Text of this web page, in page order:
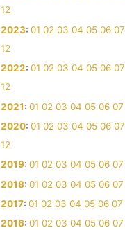
12
2023: 01 02 03 04 05 06 07
12
2022: 01 02 03 04 05 06 07
12
2021: 01 02 03 04 05 06 07
2020: 01 02 03 04 05 06 07
12
2019: 01 02 03 04 05 06 07
2018: 01 02 03 04 05 06 07
2017: 01 02 03 04 05 06 07
2016: 01 02 03 04 05 06 07